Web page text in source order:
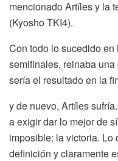
mencionado Artíles y la
(Kyosho TKI4).
Con todo lo sucedido
semifinales, reinaba
sería el resultado en la
y de nuevo, Artíles
a exigir dar lo mejor de
imposible: la victoria. Lo
definición y claramente